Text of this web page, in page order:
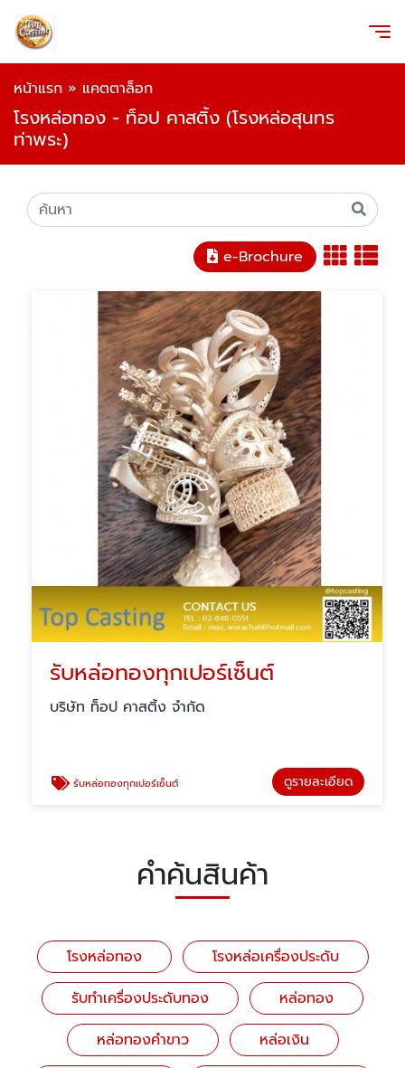
หน้าแรก » แคตตาล็อก
โรงหล่อทอง - ท็อป คาสติ้ง (โรงหล่อสุนทร
ท่าพระ)
e-Brochure
รับหล่อทองทุกเปอร์เซ็นต์
บริษัท ท็อป คาสติ้ง จำกัด
รับหล่อทองทุกเปอร์เซ็นต์ ดูรายละเอียด
คำค้นสินค้า
โรงหล่อทอง
โรงหล่อเครื่องประดับ
รับทำเครื่องประดับทอง
หล่อทอง
หล่อทองคำขาว
หล่อเงิน